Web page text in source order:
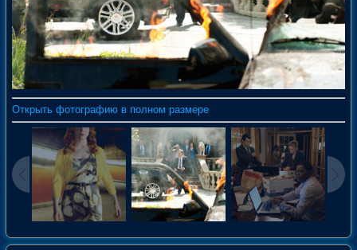
Открыть фотографию в полном размере